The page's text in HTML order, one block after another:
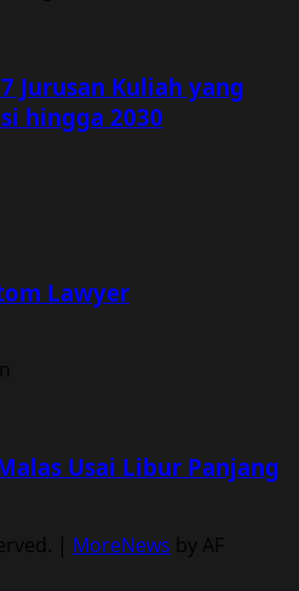
Jurusan Kuliah yang
hingga 2030
Lawyer
Usai Libur Panjang
| MoreNews by AF